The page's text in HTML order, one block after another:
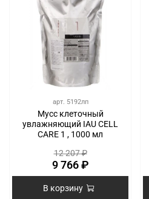
арт. 5192лп
Мусс клеточный
увлажняющий IAU CELL
CARE 1 , 1000 мл
12 207 ₽
9 766 ₽
В корзину